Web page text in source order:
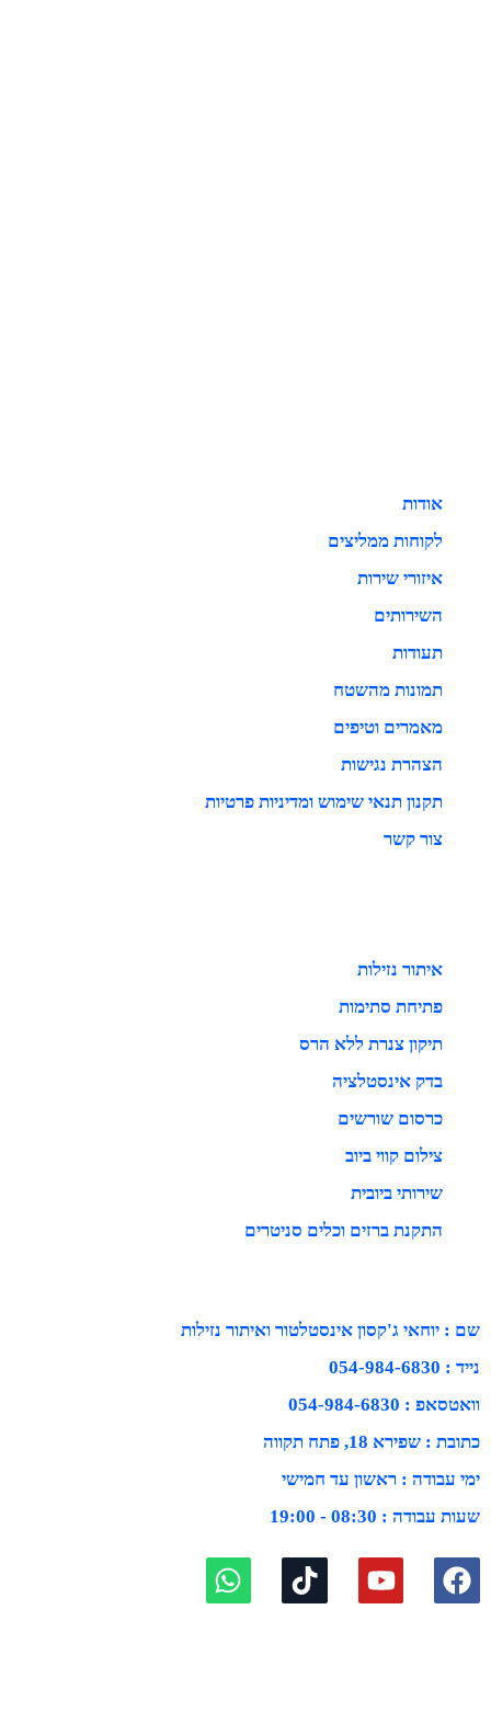
אודות
לקוחות ממליצים
איזורי שירות
השירותים
תעודות
תמונות מהשטח
מאמרים וטיפים
הצהרת נגישות
תקנון תנאי שימוש ומדיניות פרטיות
צור קשר
איתור נזילות
פתיחת סתימות
תיקון צנרת ללא הרס
בדק אינסטלציה
כרסום שורשים
צילום קווי ביוב
שירותי ביובית
התקנת ברזים וכלים סניטרים
שם : יוחאי ג'קסון אינסטלטור ואיתור נזילות
נייד : 054-984-6830
וואטסאפ : 054-984-6830
כתובת : שפירא 18, פתח תקווה
ימי עבודה : ראשון עד חמישי
שעות עבודה : 08:30 - 19:00